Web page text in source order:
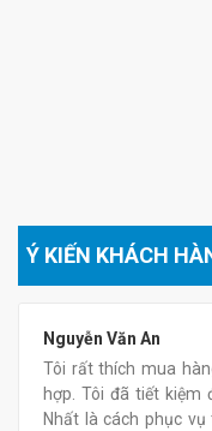
Ý KIẾN KHÁCH
Nguyễn Văn An
Tôi rất thích mua
hợp. Tôi đã tiết kiệm
Nhất là cách phục